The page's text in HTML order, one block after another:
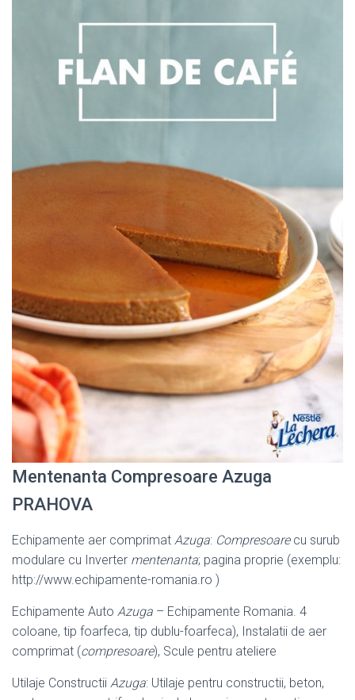
Mentenanta Compresoare Azuga
PRAHOVA
Echipamente aer comprimat Azuga: Compresoarecu surub
modulare cu Inverter mentenanta; pagina proprie (exemplu:
http://www.echipamente-romania.ro )
Echipamente Auto Azuga – Echipamente Romania. 4
coloane, tip foarfeca, tip dublu-foarfeca), Instalatii de aer
comprimat (compresoare), Scule pentru ateliere
Utilaje Constructii Azuga: Utilaje pentru constructii, beton,